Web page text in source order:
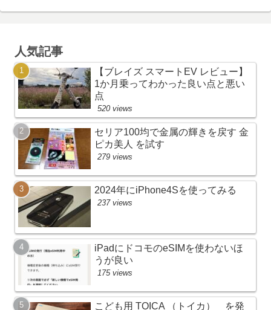
人気記事
【ブレイズ スマートEV レビュー】
1か月乗ってわかった良い点と悪い
点
520 views
セリア100均で金属の輝きを戻す 金
ピカ美人 を試す
279 views
2024年にiPhone4Sを使ってみる
237 views
iPadにドコモのeSIMを使わないほ
うが良い
175 views
こども用 TOICA （トイカ） を発